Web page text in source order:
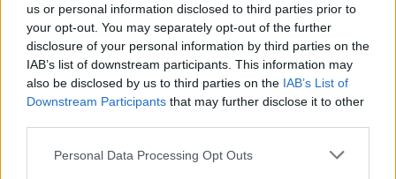
us or personal information disclosed to third parties prior to
your opt-out. You may separately opt-out of the further
disclosure of your personal information by third parties on the
IAB’s list of downstream participants. This information may
also be disclosed by us to third parties on the IAB’s List of
Downstream Participants that may further disclose it to other
Please note that this website/app uses one or more Google
Personal Data Processing Opt Outs